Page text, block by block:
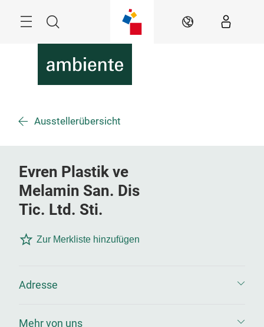
Suche DE
Ausstellerübersicht
Evren Plastik ve
Melamin San. Dis
Tic. Ltd. Sti.
Zur Merkliste hinzufügen
Adresse
Mehr von uns